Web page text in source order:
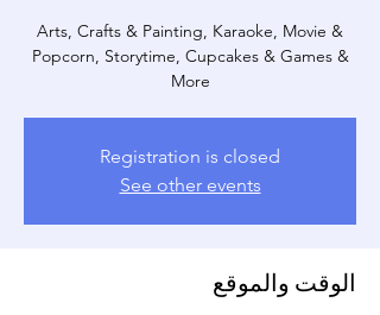
Arts, Crafts & Painting, Karaoke, Movie &
Popcorn, Storytime, Cupcakes & Games &
More
Registration is closed
See other events
الوقت والموقع